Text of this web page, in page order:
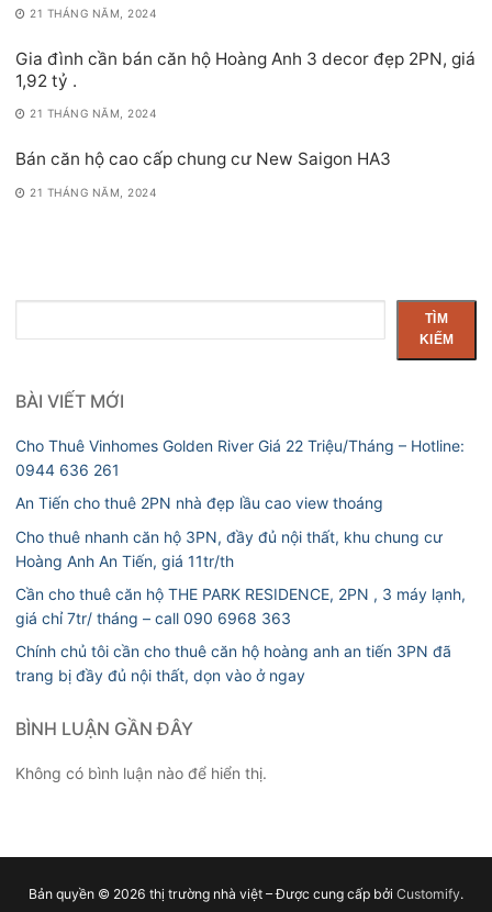
21 THÁNG NĂM, 2024
Gia đình cần bán căn hộ Hoàng Anh 3 decor đẹp 2PN, giá
1,92 tỷ .
21 THÁNG NĂM, 2024
Bán căn hộ cao cấp chung cư New Saigon HA3
21 THÁNG NĂM, 2024
kiếm
TÌM
KIẾM
BÀI VIẾT MỚI
Cho Thuê Vinhomes Golden River Giá 22 Triệu/Tháng – Hotline:
0944 636 261
An Tiến cho thuê 2PN nhà đẹp lầu cao view thoáng
Cho thuê nhanh căn hộ 3PN, đầy đủ nội thất, khu chung cư
Hoàng Anh An Tiến, giá 11tr/th
Cần cho thuê căn hộ THE PARK RESIDENCE, 2PN , 3 máy lạnh,
giá chỉ 7tr/ tháng – call 090 6968 363
Chính chủ tôi cần cho thuê căn hộ hoàng anh an tiến 3PN đã
trang bị đầy đủ nội thất, dọn vào ở ngay
BÌNH LUẬN GẦN ĐÂY
Không có bình luận nào để hiển thị.
Bản quyền © 2026 thị trường nhà việt – Được cung cấp bởi Customify.